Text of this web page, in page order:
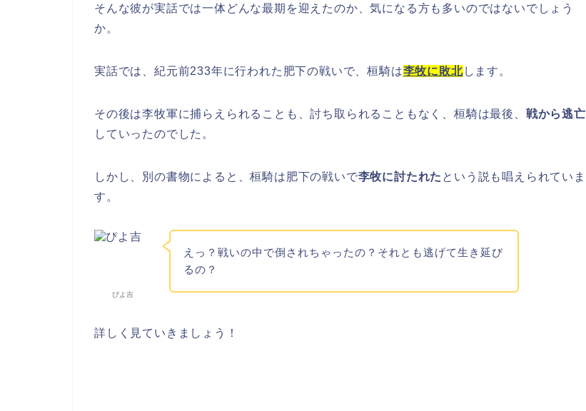
そんな彼が実話では一体どんな最期を迎えたのか、気になる方も多いのではないでしょう
か。
実話では、紀元前233年に行われた肥下の戦いで、桓騎は李牧に敗北します。
その後は李牧軍に捕らえられることも、討ち取られることもなく、桓騎は最後、 戦から逃亡
していったのでした。
しかし、別の書物によると、桓騎は肥下の戦いで李牧に討たれた という説も唱えられていま
す。
ぴよ吉
えっ？戦いの中で倒されちゃったの？それとも逃げて生き延び
るの？
詳しく見ていきましょう！